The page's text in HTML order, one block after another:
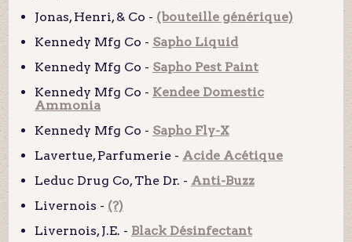
Jonas, Henri, & Co - (bouteille générique)
Kennedy Mfg Co - Sapho Liquid
Kennedy Mfg Co - Sapho Pest Paint
Kennedy Mfg Co - Kendee Domestic
Ammonia
Kennedy Mfg Co - Sapho Fly-X
Lavertue, Parfumerie - Acide Acétique
Leduc Drug Co, The Dr. - Anti-Buzz
Livernois - (?)
Livernois, J.E. - Black Désinfectant